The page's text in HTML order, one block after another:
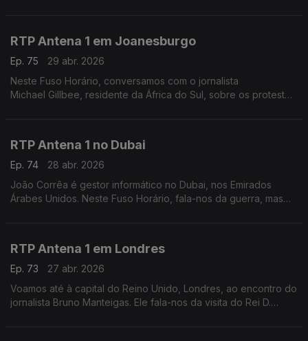
RTP Antena 1 em Joanesburgo
Ep. 75
29 abr. 2026
Neste Fuso Horário, conversamos com o jornalista
Michael Gillbee, residente da África do Sul, sobre os protestos
RTP Antena 1 no Dubai
Ep. 74
28 abr. 2026
João Corrêa é gestor informático no Dubai, nos Emirados
Árabes Unidos. Neste Fuso Horário, fala-nos da guerra, mas
RTP Antena 1 em Londres
Ep. 73
27 abr. 2026
Voamos até à capital do Reino Unido, Londres, ao encontro do
jornalista Bruno Manteigas. Ele fala-nos da visita do Rei D.